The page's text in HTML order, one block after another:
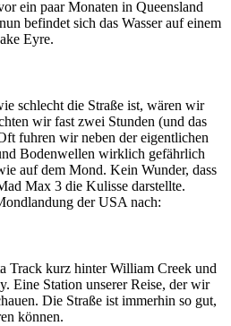
ein paar Monaten in Queensland
befindet sich das Wasser auf einem
Eyre.
schlecht die Straße ist, wären wir
wir fast zwei Stunden (und das
fuhren wir neben der eigentlichen
Bodenwellen wirklich gefährlich
auf dem Mond. Kein Wunder, dass
Max 3 die Kulisse darstellte.
der USA nach:
Track kurz hinter William Creek und
Eine Station unserer Reise, der wir
Die Straße ist immerhin so gut,
können.